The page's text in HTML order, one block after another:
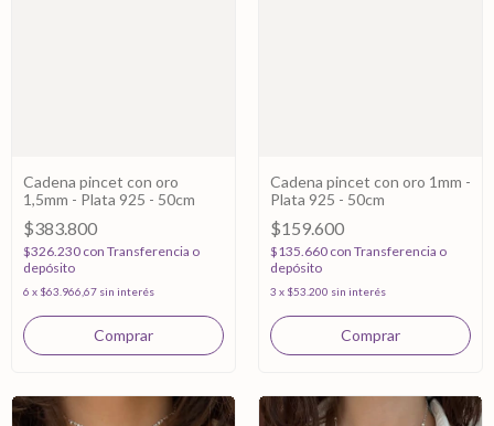
Cadena pincet con oro
1,5mm - Plata 925 - 50cm
$383.800
$326.230 con Transferencia o
depósito
6 x $63.966,67 sin interés
Cadena pincet con oro 1mm -
Plata 925 - 50cm
$159.600
$135.660 con Transferencia o
depósito
3 x $53.200 sin interés